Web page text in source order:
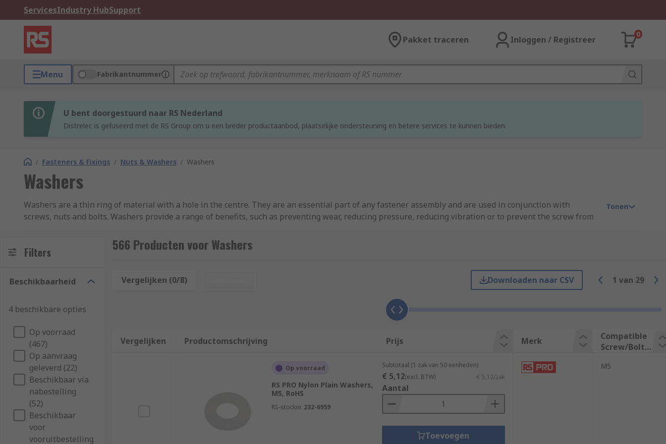
ServicesIndustry HubSupport
Pakket traceren Inloggen / Registreer
0
Menu Fabrikantnummer
U bent doorgestuurd naar RS Nederland
Distrelec is gefuseerd met de RS Group om u een breder productaanbod, plaatselijke ondersteuning en betere services te kunnen bieden.
/ Fasteners & Fixings / Nuts & Washers / Washers
Washers
Washers are a thin ring of material with a hole in the centre. They are an essential part of any fastener assembly and are used in conjunction with
screws, nuts and bolts. Washers provide a range of benefits, such as preventing wear, reducing pressure, reducing vibration or to prevent the screw from
Types of Washer
Plain/Flat washers
Bonded washers
Mudguard washers
Shoulder washers
Spring washers
Tap washers
How to choose a washer:
It is important that your washer is compatible with your fasteners and your chosen application. You should consider the following information when
Tonen
Filters
Beschikbaarheid
4 beschikbare opties
Op voorraad
(467)
Op aanvraag
geleverd (22)
Beschikbaar via
nabestelling
(52)
Beschikbaar
voor
vooruitbestelling
566 Producten voor Washers
Vergelijken (0/8) Downloaden naar CSV 1 van 29
Vergelijken Productomschrijving Prijs Merk
Compatible
Screw/Bolt
Op voorraad
RS PRO Nylon Plain Washers,
M5, RoHS
RS-stocknr. 232-6959
Subtotaal (1 zak van 50 eenheden)
€ 5,12(excl. BTW) € 5,12/zak
Aantal
Toevoegen
M5